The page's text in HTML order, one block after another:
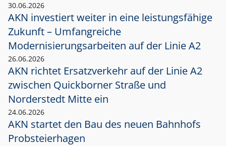
30.06.2026
AKN investiert weiter in eine leistungsfähige
Zukunft – Umfangreiche
Modernisierungsarbeiten auf der Linie A2
26.06.2026
AKN richtet Ersatzverkehr auf der Linie A2
zwischen Quickborner Straße und
Norderstedt Mitte ein
24.06.2026
AKN startet den Bau des neuen Bahnhofs
Probsteierhagen